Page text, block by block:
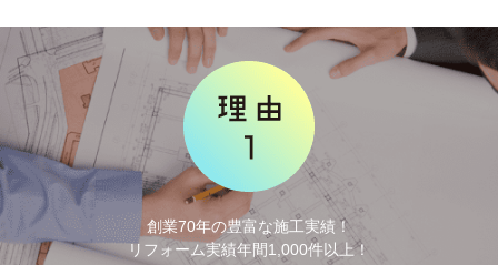
創業70年の豊富な施工実績！
リフォーム実績年間1,000件以上！